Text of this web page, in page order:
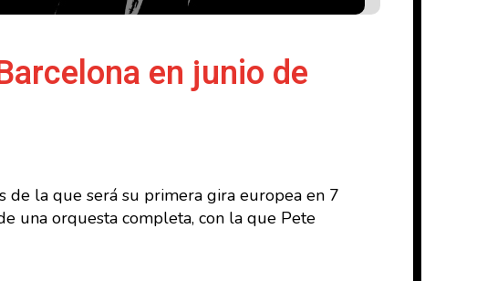
en junio de
de la que será su primera gira europea en 7
una orquesta completa, con la que Pete